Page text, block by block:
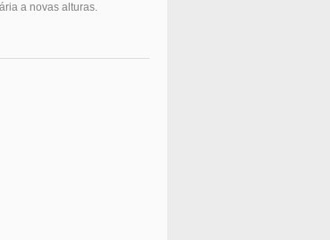
a novas alturas.